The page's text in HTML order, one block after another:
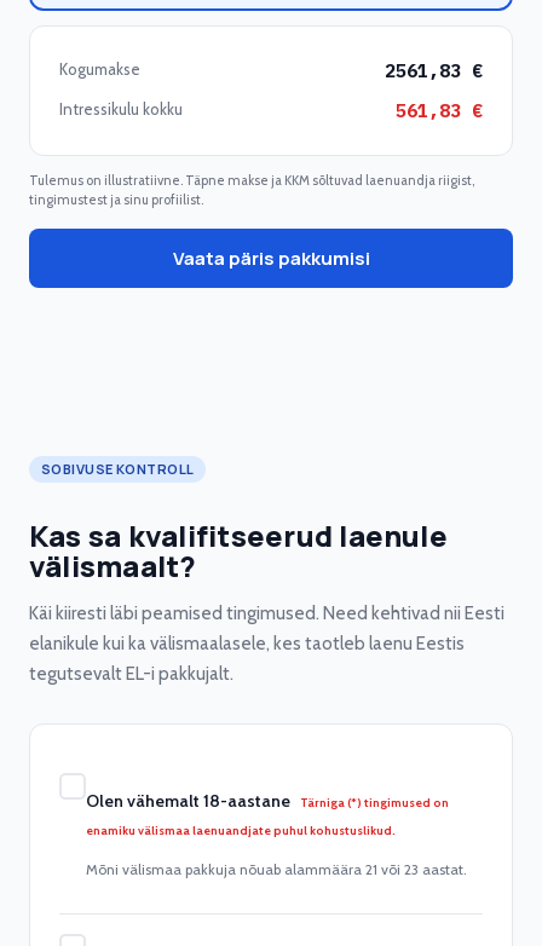
Kogumakse 2561,83 €
Intressikulu kokku 561,83 €
Tulemus on illustratiivne. Täpne makse ja KKM sõltuvad laenuandja riigist,
tingimustest ja sinu profiilist.
Vaata päris pakkumisi
SOBIVUSE KONTROLL
Kas sa kvalifitseerud laenule
välismaalt?
Käi kiiresti läbi peamised tingimused. Need kehtivad nii Eesti
elanikule kui ka välismaalasele, kes taotleb laenu Eestis
tegutsevalt EL-i pakkujalt.
Olen vähemalt 18-aastane
Tärniga (*) tingimused on
enamiku välismaa laenuandjate puhul kohustuslikud.
Mõni välismaa pakkuja nõuab alammäära 21 või 23 aastat.